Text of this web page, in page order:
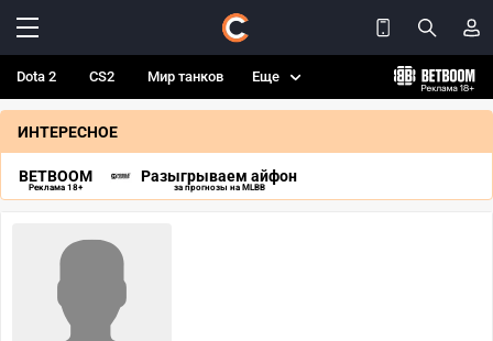
Dota 2 CS2 Мир танков Еще
ИНТЕРЕСНОЕ
BETBOOM
Реклама 18+
Разыгрываем айфон
за прогнозы на MLBB